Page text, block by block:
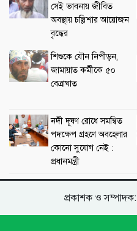
সেই ভাবনায় জীবিত
অবস্থায় চল্লিশার আয়োজন
বৃদ্ধের
শিশুকে যৌন নিপীড়ন,
জামায়াত কর্মীকে ৫০
বেত্রাঘাত
নদী দূষণ রোধে সমন্বিত
পদক্ষেপ গ্রহণে অবহেলার
কোনো সুযোগ নেই :
প্রধানমন্ত্রী
প্রকাশক ও